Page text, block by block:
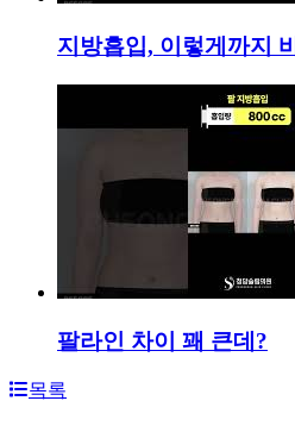
지방흡입, 이렇게까지
팔라인 차이 꽤 큰데?
목록